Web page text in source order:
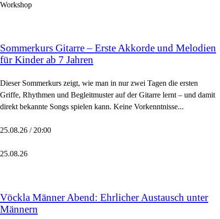
Workshop
Sommerkurs Gitarre – Erste Akkorde und Melodien
für Kinder ab 7 Jahren
Dieser Sommerkurs zeigt, wie man in nur zwei Tagen die ersten
Griffe, Rhythmen und Begleitmuster auf der Gitarre lernt – und damit
direkt bekannte Songs spielen kann. Keine Vorkenntnisse...
25.08.26 / 20:00
25.08.26
Vöckla Männer Abend: Ehrlicher Austausch unter
Männern